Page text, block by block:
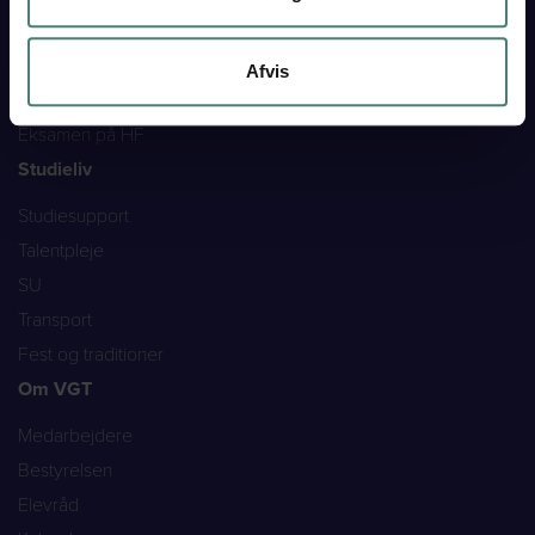
Afvis
HF
HF enkeltfag
Eksamen på HF
Studieliv
Studiesupport
Talentpleje
SU
Transport
Fest og traditioner
Om VGT
Medarbejdere
Bestyrelsen
Elevråd